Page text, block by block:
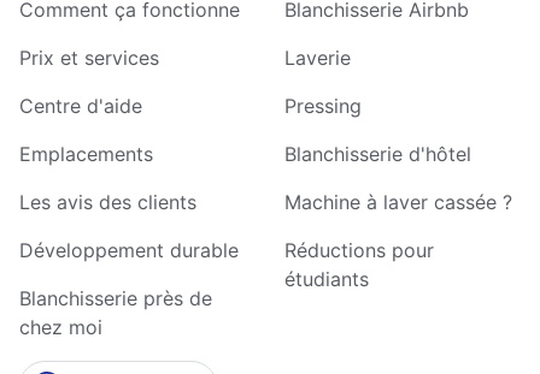
Comment ça fonctionne
Prix et services
Centre d'aide
Emplacements
Les avis des clients
Développement durable
Blanchisserie près de
chez moi
Blanchisserie Airbnb
Laverie
Pressing
Blanchisserie d'hôtel
Machine à laver cassée ?
Réductions pour
étudiants